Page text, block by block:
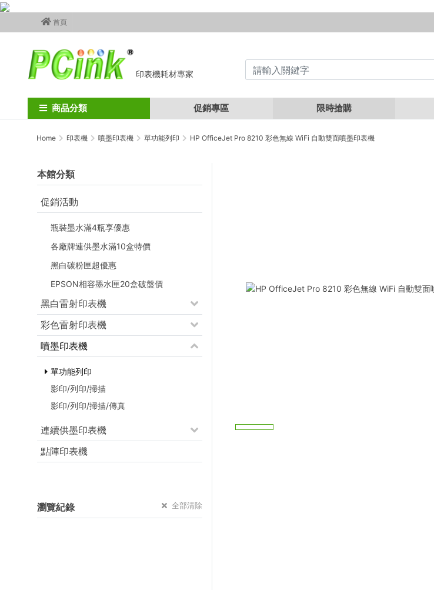
首頁
印表機耗材專家
商品分類 促銷專區 限時搶購
Home 印表機 噴墨印表機 單功能列印 HP OfficeJet Pro 8210 彩色無線 WiFi 自動雙面噴墨印表機
本館分類
促銷活動
瓶裝墨水滿4瓶享優惠
各廠牌連供墨水滿10盒特價
黑白碳粉匣超優惠
EPSON相容墨水匣20盒破盤價
黑白雷射印表機
彩色雷射印表機
噴墨印表機
單功能列印
影印/列印/掃描
影印/列印/掃描/傳真
連續供墨印表機
點陣印表機
瀏覽紀錄 全部清除